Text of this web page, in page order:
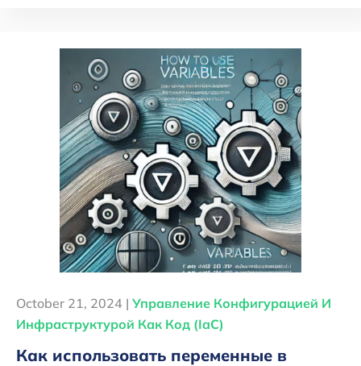
October 21, 2024 | Управление Конфигурацией И
Инфраструктурой Как Код (IaC)
Как использовать переменные в